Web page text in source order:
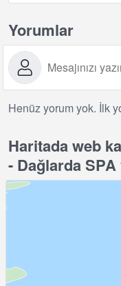
Yorumlar
Henüz yorum yok. İlk
Haritada web
- Dağlarda SPA